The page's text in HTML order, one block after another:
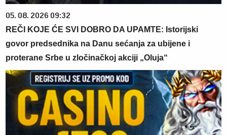
05. 08. 2026 09:32
REČI KOJE ĆE SVI DOBRO DA UPAMTE: Istorijski
govor predsednika na Danu sećanja za ubijene i
proterane Srbe u zločinačkoj akciji „Oluja“